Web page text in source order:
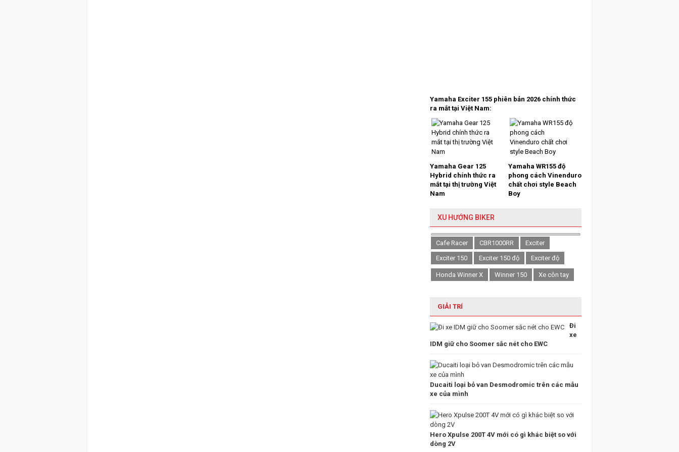
Yamaha Exciter 155 phiên bản 2026 chính thức
ra mắt tại Việt Nam:
Yamaha Gear 125
Hybrid chính thức ra
mắt tại thị trường Việt
Nam
Yamaha WR155 độ
phong cách Vinenduro
chất chơi style Beach
Boy
XU HƯỚNG BIKER
Cafe Racer CBR1000RR
Exciter
Exciter 150
Exciter 150 độ Exciter độ
Honda Winner X Winner 150 Xe côn tay
GIẢI TRÍ
Đi
xe
IDM giữ cho Soomer sắc nét cho EWC
Ducaiti loại bỏ van Desmodromic trên các mẫu
xe của mình
Hero Xpulse 200T 4V mới có gì khác biệt so với
dòng 2V